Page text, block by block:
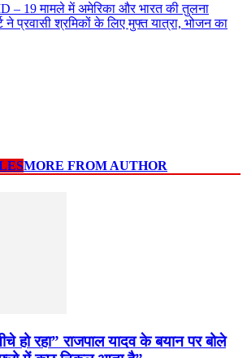
– 19 मामले में अमेरिका और भारत की तुलना
ने प्रवासी श्रमिकों के लिए मुफ्त यात्रा, भोजन का
MORE FROM AUTHOR
हो रहा” राजपाल यादव के बयान पर बोले